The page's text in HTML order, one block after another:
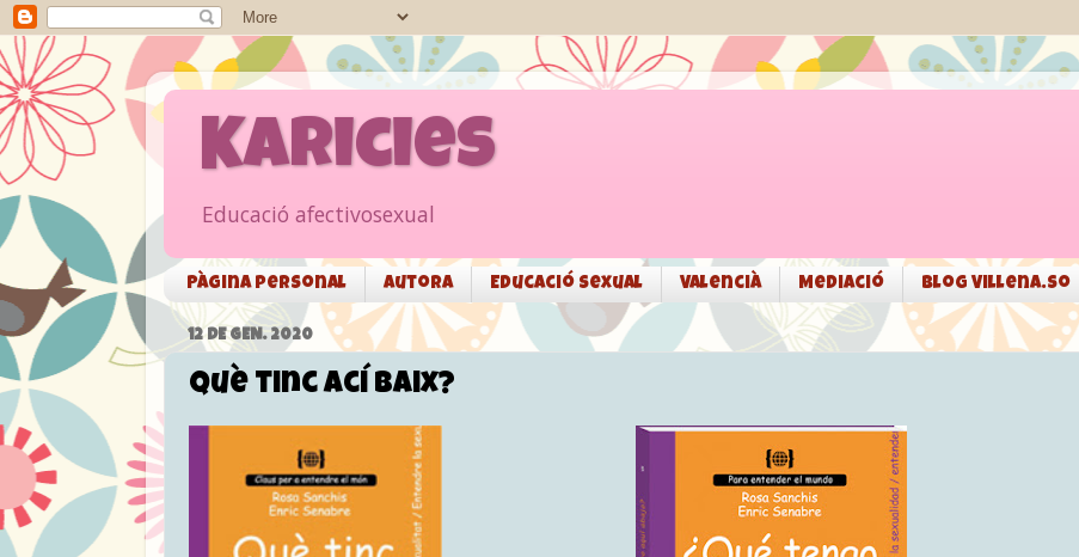
Karicies
Educació afectivosexual
Pàgina personal Autora Educació sexual Valencià Mediació Blog Villena.so
12 DE GEN. 2020
Què tinc ací baix?